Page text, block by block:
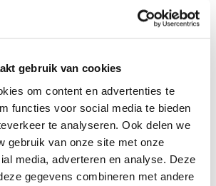
gebruik van cookies
om content en advertenties te
functies voor social media te bieden
te analyseren. Ook delen we
gebruik van onze site met onze
media, adverteren en analyse. Deze
gegevens combineren met andere
Leer maar een vak.” Dat kreeg Jan de
horen van leermeester Willem Jansen. De
op. Hij werd huisschilder.